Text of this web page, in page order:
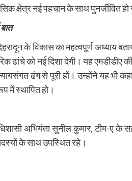
क्षेत्र नई पहचान के साथ पुनर्जीवित
के विकास का महत्वपूर्ण अध्याय
ढांचे को नई दिशा देगी। यह एमडीडीए
ढंग से पूरी हों। उन्होंने यह भी
में स्थापित हो।
अभियंता सुनील कुमार, टीम-ए के
के साथ उपस्थित रहे।